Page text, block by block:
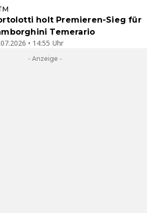
holt Premieren-Sieg für
Temerario
• 14:55 Uhr
- Anzeige -